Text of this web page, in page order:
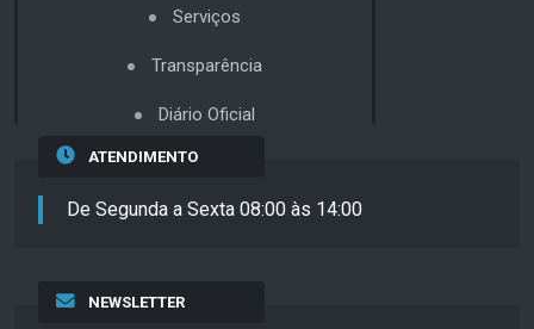
Serviços
Transparência
Diário Oficial
ATENDIMENTO
De Segunda a Sexta 08:00 às 14:00
NEWSLETTER